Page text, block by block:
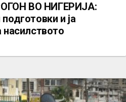
ВО НИГЕРИЈА:
и ја
насилството